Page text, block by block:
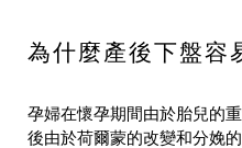
為什麼產後下盤容
孕婦在懷孕期間由於胎兒的重
後由於荷爾蒙的改變和分娩的